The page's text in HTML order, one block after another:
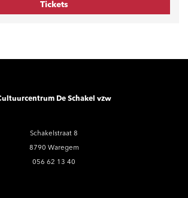
Tickets
De Schakel vzw
Schakelstraat 8
8790 Waregem
056 62 13 40